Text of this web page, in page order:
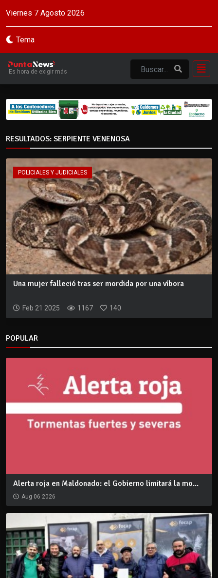
Viernes 7 Agosto 2026
Tema
Es hora de exigir más
RESULTADOS: SERPIENTE VENENOSA
POLICIALES Y JUDICIALES
Una mujer falleció tras ser mordida por una víbora
Feb 21 2025 1167 140
POPULAR
Alerta roja en Maldonado: el Gobierno limitará la mo...
Aug 06 2026